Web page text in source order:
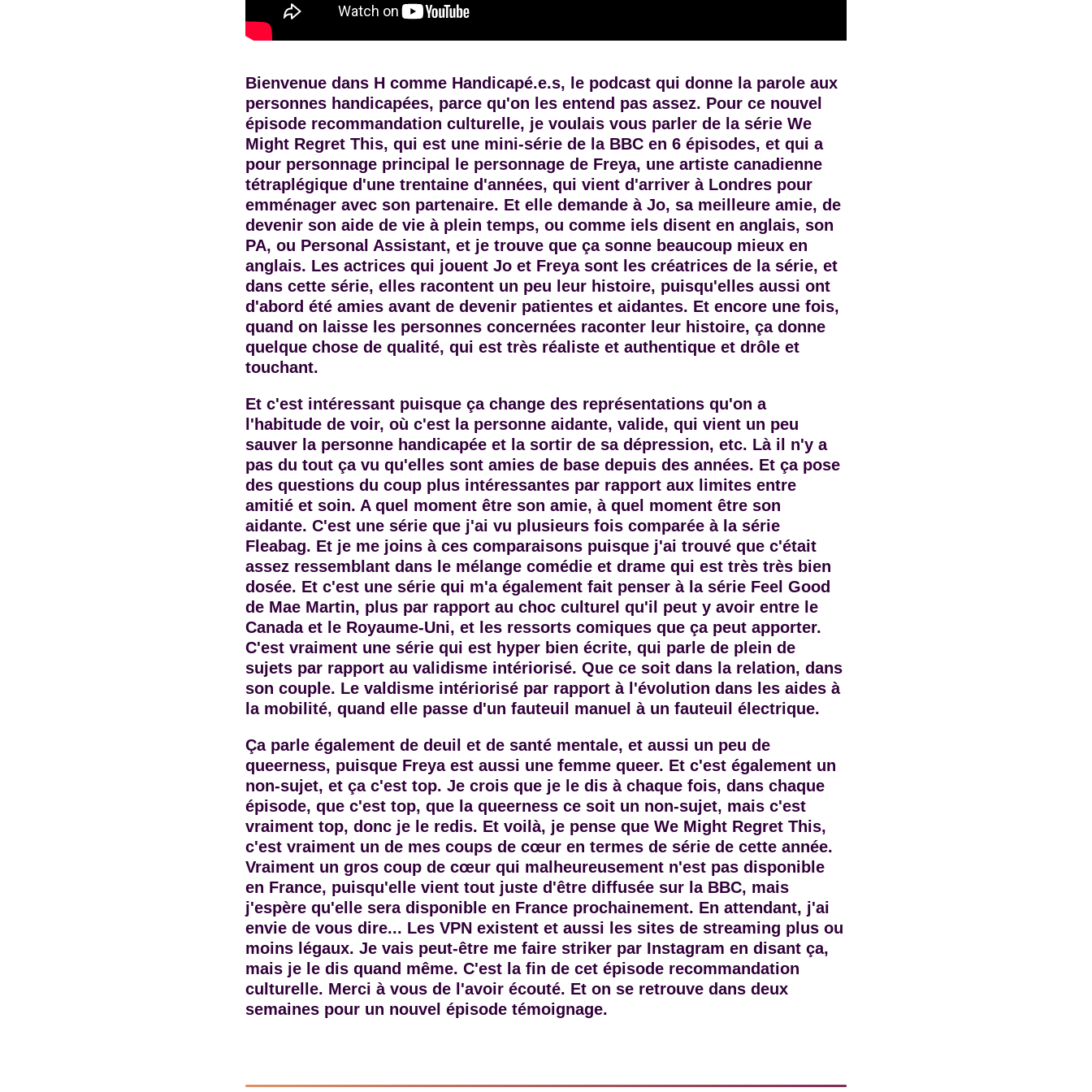
Bienvenue dans H comme Handicapé.e.s, le podcast qui donne la parole aux
personnes handicapées, parce qu'on les entend pas assez. Pour ce nouvel
épisode recommandation culturelle, je voulais vous parler de la série We
Might Regret This, qui est une mini-série de la BBC en 6 épisodes, et qui a
pour personnage principal le personnage de Freya, une artiste canadienne
tétraplégique d'une trentaine d'années, qui vient d'arriver à Londres pour
emménager avec son partenaire. Et elle demande à Jo, sa meilleure amie, de
devenir son aide de vie à plein temps, ou comme iels disent en anglais, son
PA, ou Personal Assistant, et je trouve que ça sonne beaucoup mieux en
anglais. Les actrices qui jouent Jo et Freya sont les créatrices de la série, et
dans cette série, elles racontent un peu leur histoire, puisqu'elles aussi ont
d'abord été amies avant de devenir patientes et aidantes. Et encore une fois,
quand on laisse les personnes concernées raconter leur histoire, ça donne
quelque chose de qualité, qui est très réaliste et authentique et drôle et
touchant.
Et c'est intéressant puisque ça change des représentations qu'on a
l'habitude de voir, où c'est la personne aidante, valide, qui vient un peu
sauver la personne handicapée et la sortir de sa dépression, etc. Là il n'y a
pas du tout ça vu qu'elles sont amies de base depuis des années. Et ça pose
des questions du coup plus intéressantes par rapport aux limites entre
amitié et soin. A quel moment être son amie, à quel moment être son
aidante. C'est une série que j'ai vu plusieurs fois comparée à la série
Fleabag. Et je me joins à ces comparaisons puisque j'ai trouvé que c'était
assez ressemblant dans le mélange comédie et drame qui est très très bien
dosée. Et c'est une série qui m'a également fait penser à la série Feel Good
de Mae Martin, plus par rapport au choc culturel qu'il peut y avoir entre le
Canada et le Royaume-Uni, et les ressorts comiques que ça peut apporter.
C'est vraiment une série qui est hyper bien écrite, qui parle de plein de
sujets par rapport au validisme intériorisé. Que ce soit dans la relation, dans
son couple. Le valdisme intériorisé par rapport à l'évolution dans les aides à
la mobilité, quand elle passe d'un fauteuil manuel à un fauteuil électrique.
Ça parle également de deuil et de santé mentale, et aussi un peu de
queerness, puisque Freya est aussi une femme queer. Et c'est également un
non-sujet, et ça c'est top. Je crois que je le dis à chaque fois, dans chaque
épisode, que c'est top, que la queerness ce soit un non-sujet, mais c'est
vraiment top, donc je le redis. Et voilà, je pense que We Might Regret This,
c'est vraiment un de mes coups de cœur en termes de série de cette année.
Vraiment un gros coup de cœur qui malheureusement n'est pas disponible
en France, puisqu'elle vient tout juste d'être diffusée sur la BBC, mais
j'espère qu'elle sera disponible en France prochainement. En attendant, j'ai
envie de vous dire... Les VPN existent et aussi les sites de streaming plus ou
moins légaux. Je vais peut-être me faire striker par Instagram en disant ça,
mais je le dis quand même. C'est la fin de cet épisode recommandation
culturelle. Merci à vous de l'avoir écouté. Et on se retrouve dans deux
semaines pour un nouvel épisode témoignage.